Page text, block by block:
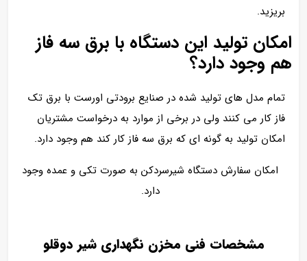
بریزید.
امکان تولید این دستگاه با برق سه فاز
هم وجود دارد؟
تمام مدل های تولید شده در صنایع برودتی اورست با برق تک
فاز کار می کنند ولی در برخی از موارد به درخواست مشتریان
امکان تولید به گونه ای که برق سه فاز کار کند هم وجود دارد.
امکان سفارش دستگاه شیرسردکن به صورت تکی و عمده وجود
دارد.
مشخصات فنی مخزن نگهداری شیر دوقلو